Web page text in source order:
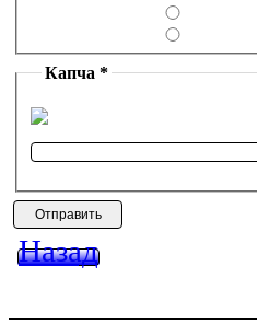
Капча *
Назад